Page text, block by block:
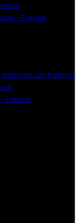
– France
c/o Koburo
France